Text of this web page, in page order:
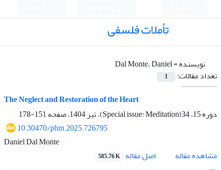
تأملات فلسفی
نویسنده =Dal Monte، Daniel
تعداد مقالات:
1
The Neglect and Restoration of the Heart
دوره 15، 34(Special issue: Meditation)، تیر 1404، صفحه
151-178
10.30470/phm.2025.726795
Daniel Dal Monte
مشاهده مقاله
اصل مقاله 585.76 K